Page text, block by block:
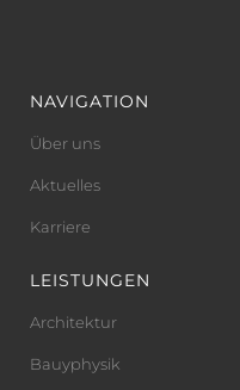
NAVIGATION
Über uns
Aktuelles
Karriere
LEISTUNGEN
Architektur
Bauyphysik